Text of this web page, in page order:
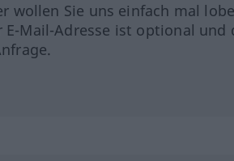
wollen Sie uns einfach mal
E-Mail-Adresse ist optional und